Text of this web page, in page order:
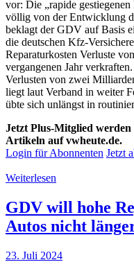
vor: Die „rapide
völlig von der Entwicklung
beklagt der GDV auf Basis
die deutschen Kfz-
Reparaturkosten Verluste
vergangenen Jahr
Verlusten von zwei
liegt laut Verband in weiter
übte sich unlängst in
Jetzt Plus-Mitglied
Artikeln auf vwheute.de.
Login für Abonnenten Jetzt
Weiterlesen
GDV will hohe
Autos nicht
23. Juli 2024